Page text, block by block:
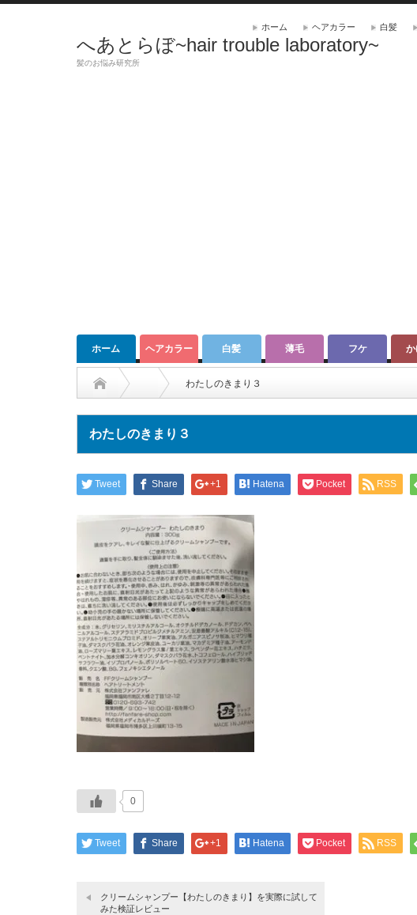
へあとらぼ~hair trouble laboratory~
髪のお悩み研究所
ホーム ヘアカラー 白髪
ホーム ヘアカラー 白髪 薄毛 フケ
わたしのきまり３
わたしのきまり３
Tweet Share +1 Hatena Pocket RSS
0
Tweet Share +1 Hatena Pocket RSS
クリームシャンプー【わたしのきまり】を実際に試して
みた検証レビュー